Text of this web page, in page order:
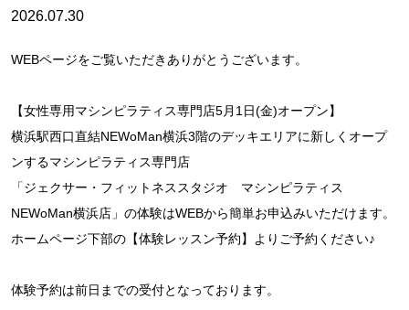
2026.07.30
WEBページをご覧いただきありがとうございます。
【女性専用マシンピラティス専門店5月1日(金)オープン】
横浜駅西口直結NEWoMan横浜3階のデッキエリアに新しくオープ
ンするマシンピラティス専門店
「ジェクサー・フィットネススタジオ マシンピラティス
NEWoMan横浜店」の体験はWEBから簡単お申込みいただけます。
ホームページ下部の【体験レッスン予約】よりご予約ください♪
体験予約は前日までの受付となっております。